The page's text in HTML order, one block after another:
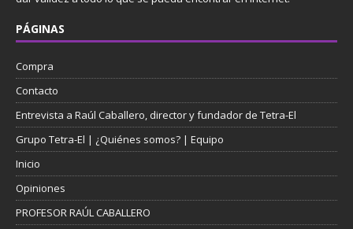
PÁGINAS
Compra
Contacto
Entrevista a Raúl Caballero, director y fundador de Tetra-El
Grupo Tetra-El | ¿Quiénes somos? | Equipo
Inicio
Opiniones
PROFESOR RAÚL CABALLERO